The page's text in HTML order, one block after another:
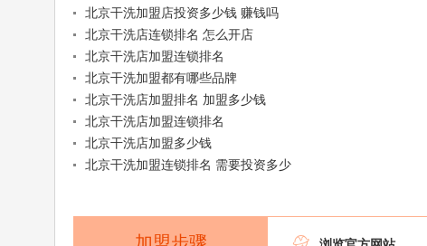
北京干洗加盟店投资多少钱 赚钱吗
北京干洗店连锁排名 怎么开店
北京干洗店加盟连锁排名
北京干洗加盟都有哪些品牌
北京干洗店加盟排名 加盟多少钱
北京干洗店加盟连锁排名
北京干洗店加盟多少钱
北京干洗加盟连锁排名 需要投资多少
